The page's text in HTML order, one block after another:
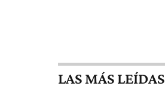
LAS MÁS LEÍDAS